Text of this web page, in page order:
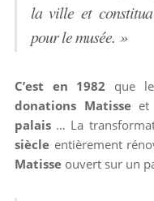
la ville et
pour le musée. »
C’est en 1982 que
donations Matisseet
palais… La
siècleentièrement
Matisseouvert sur un